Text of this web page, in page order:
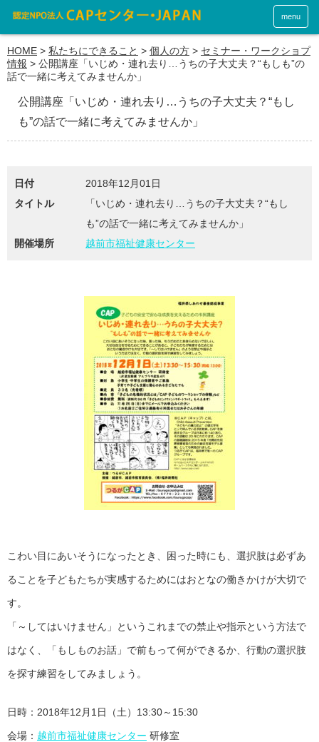
menu
HOME > 私たちにできること > 個人の方 > セミナー・ワークショプ
情報 > 公開講座「いじめ・連れ去り…うちの子大丈夫？“もしも”の
話で一緒に考えてみませんか」
公開講座「いじめ・連れ去り…うちの子大丈夫？“もし
も”の話で一緒に考えてみませんか」
日付
2018年12月01日
タイトル
「いじめ・連れ去り…うちの子大丈夫？“もし
も”の話で一緒に考えてみませんか」
開催場所
越前市福祉健康センター
こわい目にあいそうになったとき、困った時にも、選択肢は必ずあ
ることを子どもたちが実感するためにはおとなの働きかけが大切で
す。
「～してはいけません」というこれまでの禁止や指示という方法で
はなく、「もしものお話」で前もって何ができるか、行動の選択肢
を探す練習をしてみましょう。
日時：2018年12月1日（土）13:30～15:30
会場： 越前市福祉健康センター 研修室